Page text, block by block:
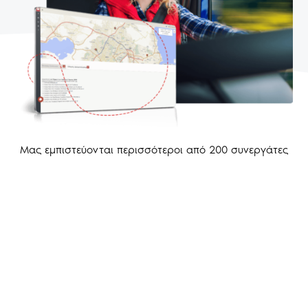
Μας εμπιστεύονται περισσότεροι από 200 συνεργάτες